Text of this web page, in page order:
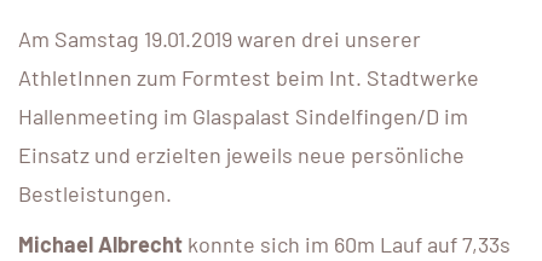
Am Samstag 19.01.2019 waren drei unserer
AthletInnen zum Formtest beim Int. Stadtwerke
Hallenmeeting im Glaspalast Sindelfingen/D im
Einsatz und erzielten jeweils neue persönliche
Bestleistungen.
Michael Albrecht konnte sich im 60m Lauf auf 7,33s